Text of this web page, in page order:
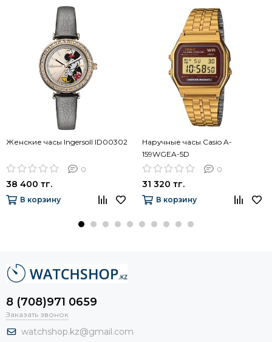
Женские часы Ingersoll ID00302
0
38 400 тг.
В корзину
Наручные часы Casio A-
159WGEA-5D
0
31 320 тг.
В корзину
8 (708)971 0659
Заказать звонок
watchshop.kz@gmail.com